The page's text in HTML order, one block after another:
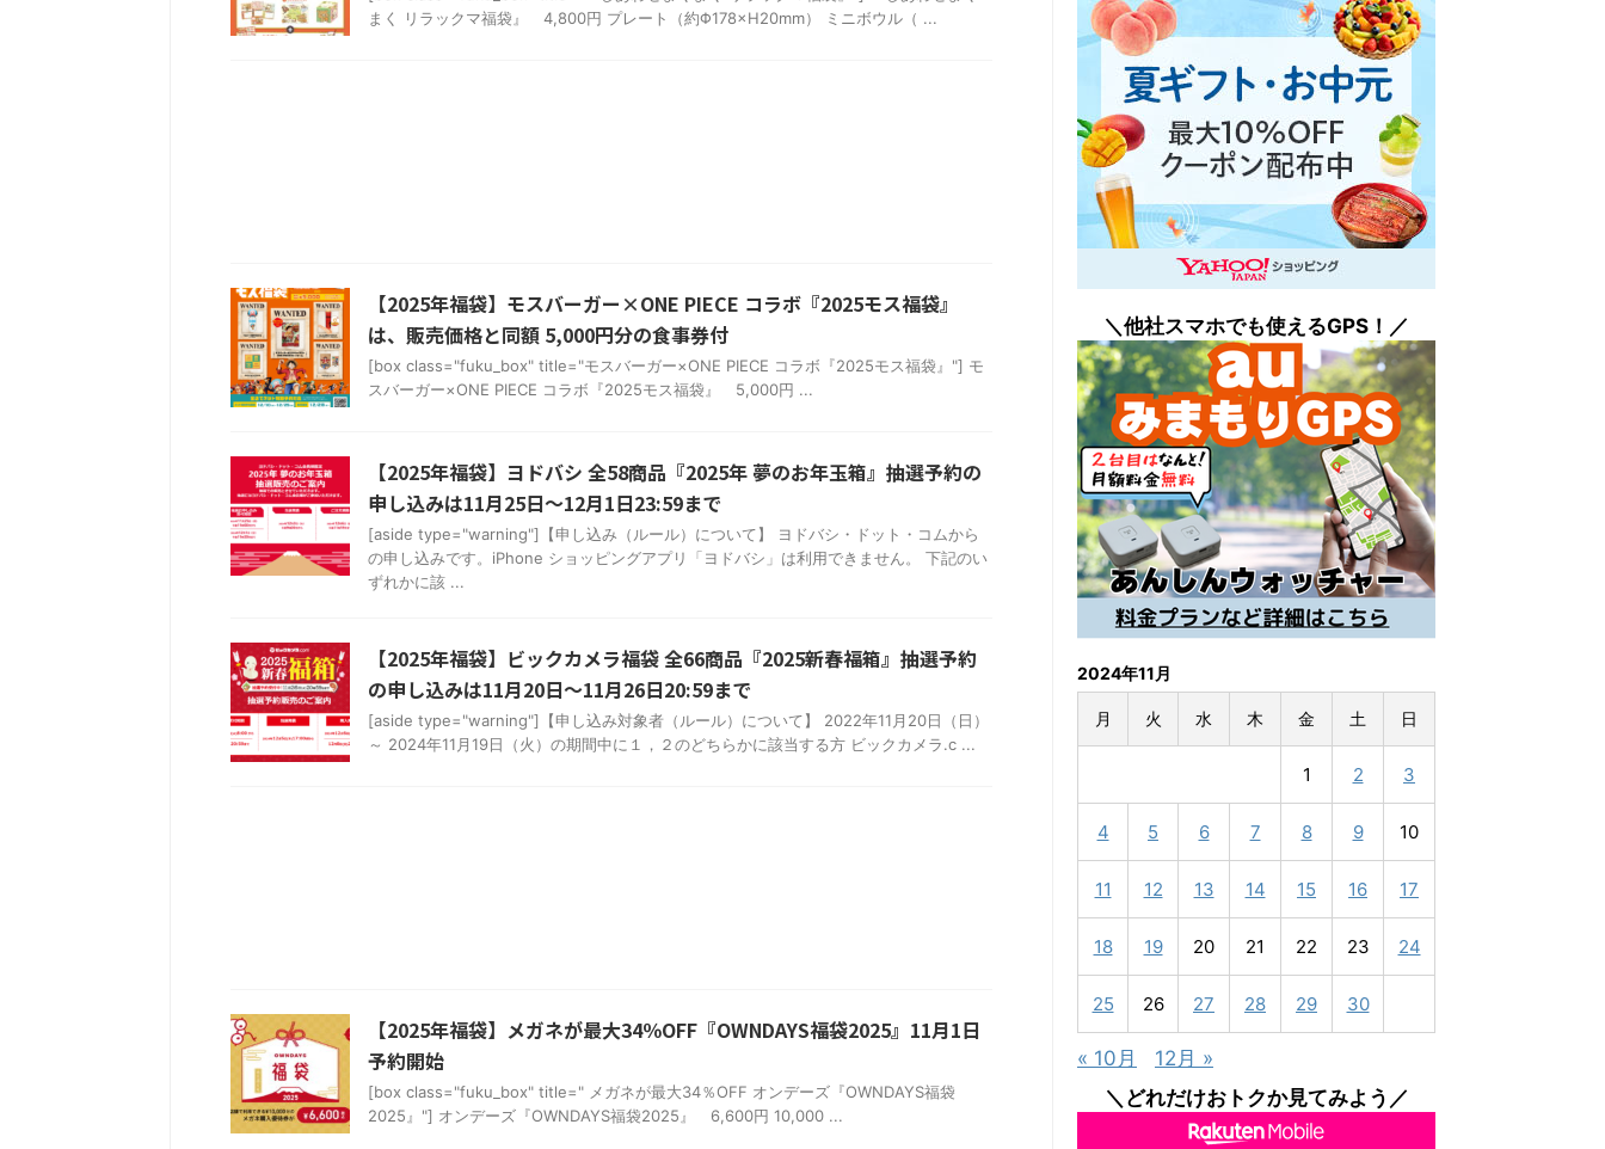
まく リラックマ福袋』 4,800円 プレート（約Φ178×H20mm） ミニボウル（ ...
【2025年福袋】モスバーガー×ONE PIECE コラボ『2025モス福袋』
は、販売価格と同額 5,000円分の食事券付
[box class="fuku_box" title="モスバーガー×ONE PIECE コラボ『2025モス福袋』"] モ
スバーガー×ONE PIECE コラボ『2025モス福袋』 5,000円 ...
【2025年福袋】ヨドバシ 全58商品『2025年 夢のお年玉箱』抽選予約の
申し込みは11月25日～12月1日23:59まで
[aside type="warning"]【申し込み（ルール）について】 ヨドバシ・ドット・コムから
の申し込みです。iPhone ショッピングアプリ「ヨドバシ」は利用できません。 下記のい
ずれかに該 ...
【2025年福袋】ビックカメラ福袋 全66商品『2025新春福箱』抽選予約
の申し込みは11月20日～11月26日20:59まで
[aside type="warning"]【申し込み対象者（ルール）について】 2022年11月20日（日）
～ 2024年11月19日（火）の期間中に１，２のどちらかに該当する方 ビックカメラ.c ...
【2025年福袋】メガネが最大34％OFF『OWNDAYS福袋2025』11月1日
予約開始
[box class="fuku_box" title=" メガネが最大34％OFF オンデーズ『OWNDAYS福袋
2025』"] オンデーズ『OWNDAYS福袋2025』 6,600円 10,000 ...
＼他社スマホでも使えるGPS！／
2024年11月
月 火 水 木 金 土 日
1 2 3
4 5 6 7 8 9 10
11 12 13 14 15 16 17
18 19 20 21 22 23 24
25 26 27 28 29 30
« 10月
12月 »
＼どれだけおトクか見てみよう／